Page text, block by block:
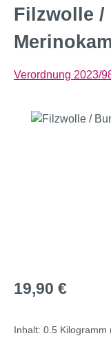
Filzwolle /
Verordnung 2023/
Bildergalerie
Regulärer Preis:
19,90 €
Inhalt: 0.5 Kilogramm